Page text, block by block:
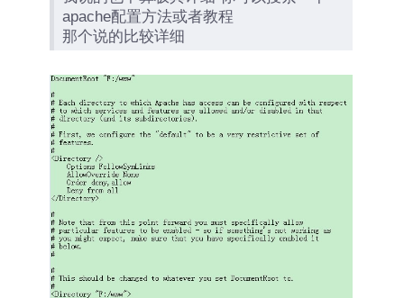
apache配置方法或者教程
那个说的比较详细